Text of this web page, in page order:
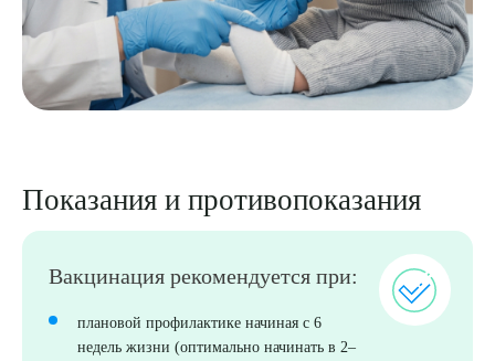
Показания и противопоказания
Вакцинация рекомендуется при:
плановой профилактике начиная с 6
недель жизни (оптимально начинать в 2–